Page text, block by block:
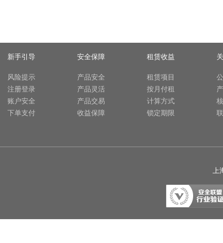
新手引导
风险提示
注册登录
账户安全
下单支付
安全保障
产品安全
产品灵活
产品交易
收益保障
租赁收益
租赁项目
按月付租
计算方式
锁定期限